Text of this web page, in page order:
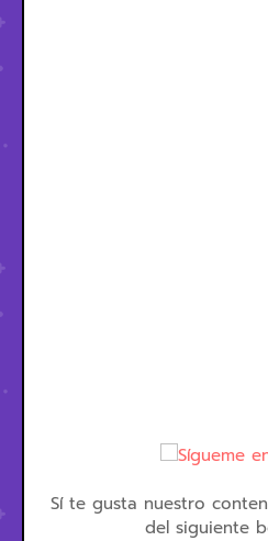
Sí te gusta nuestro
del siguiente